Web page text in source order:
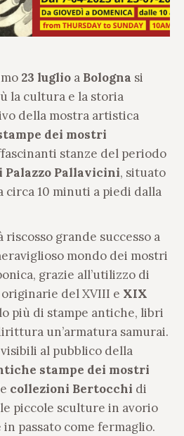
23 luglio a Bologna si
la cultura e la storia
della mostra artistica
dei mostri
stanze del periodo
Pallavicini, situato
circa 10 minuti a piedi dalla
riscosso grande successo a
mondo dei mostri
grazie all’utilizzo di
originarie del XVIII e XIX
più di stampe antiche, libri
un’armatura samurai.
al pubblico della
stampe dei mostri
collezioni Bertocchi di
piccole sculture in avorio
passato come fermaglio.